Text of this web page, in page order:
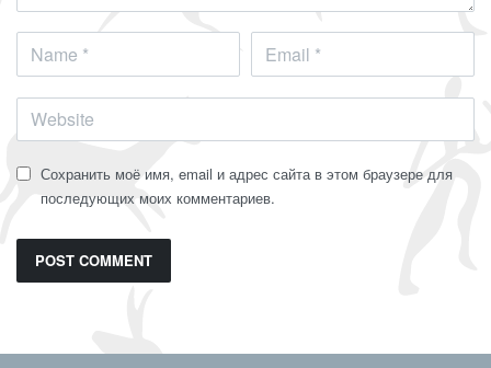
Сохранить моё имя, email и адрес сайта в этом браузере для
последующих моих комментариев.